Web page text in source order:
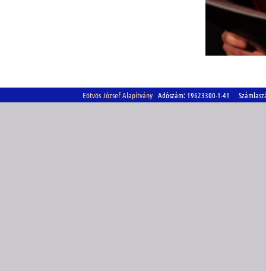
Eötvös József Alapítvány Adószám: 19623300-1-41